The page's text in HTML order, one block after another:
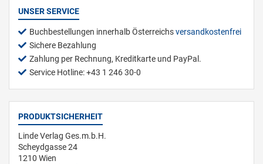
UNSER SERVICE
Buchbestellungen innerhalb Österreichsversandkostenfrei
Sichere Bezahlung
Zahlung per Rechnung, Kreditkarte und PayPal.
Service Hotline: +43 1 246 30-0
PRODUKTSICHERHEIT
Linde Verlag Ges.m.b.H.
Scheydgasse 24
1210 Wien